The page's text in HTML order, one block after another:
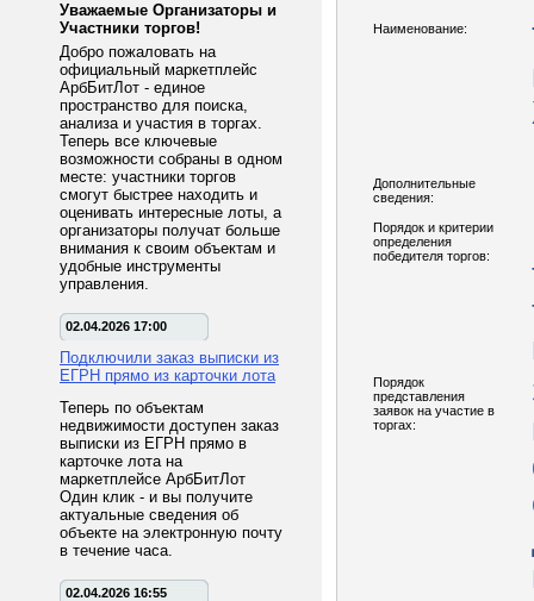
Уважаемые Организаторы и
Участники торгов!
Добро пожаловать на
официальный маркетплейс
АрбБитЛот - единое
пространство для поиска,
анализа и участия в торгах.
Теперь все ключевые
возможности собраны в одном
месте: участники торгов
смогут быстрее находить и
оценивать интересные лоты, а
организаторы получат больше
внимания к своим объектам и
удобные инструменты
управления.
02.04.2026 17:00
Подключили заказ выписки из
ЕГРН прямо из карточки лота
Теперь по объектам
недвижимости доступен заказ
выписки из ЕГРН прямо в
карточке лота на
маркетплейсе АрбБитЛот
Один клик - и вы получите
актуальные сведения об
объекте на электронную почту
в течение часа.
02.04.2026 16:55
Наименование:
Дополнительные
сведения:
Порядок и критерии
определения
победителя торгов:
Порядок
представления
заявок на участие в
торгах: